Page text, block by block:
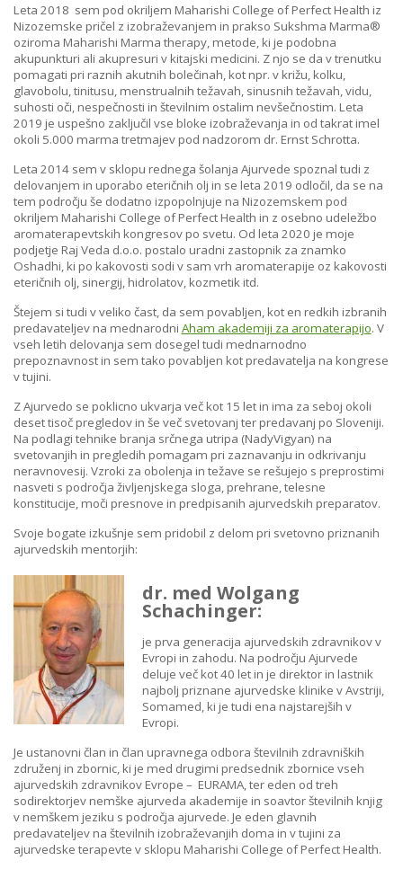
Leta 2018 sem pod okriljem Maharishi College of Perfect Health iz
Nizozemske pričel z izobraževanjem in prakso Sukshma Marma®
oziroma Maharishi Marma therapy, metode, ki je podobna
akupunkturi ali akupresuri v kitajski medicini. Z njo se da v trenutku
pomagati pri raznih akutnih bolečinah, kot npr. v križu, kolku,
glavobolu, tinitusu, menstrualnih težavah, sinusnih težavah, vidu,
suhosti oči, nespečnosti in številnim ostalim nevšečnostim. Leta
2019 je uspešno zaključil vse bloke izobraževanja in od takrat imel
okoli 5.000 marma tretmajev pod nadzorom dr. Ernst Schrotta.
Leta 2014 sem v sklopu rednega šolanja Ajurvede spoznal tudi z
delovanjem in uporabo eteričnih olj in se leta 2019 odločil, da se na
tem področju še dodatno izpopolnjuje na Nizozemskem pod
okriljem Maharishi College of Perfect Health in z osebno udeležbo
aromaterapevtskih kongresov po svetu. Od leta 2020 je moje
podjetje Raj Veda d.o.o. postalo uradni zastopnik za znamko
Oshadhi, ki po kakovosti sodi v sam vrh aromaterapije oz kakovosti
eteričnih olj, sinergij, hidrolatov, kozmetik itd.
Štejem si tudi v veliko čast, da sem povabljen, kot en redkih izbranih
predavateljev na mednarodni Aham akademiji za aromaterapijo. V
vseh letih delovanja sem dosegel tudi mednarnodno
prepoznavnost in sem tako povabljen kot predavatelja na kongrese
v tujini.
Z Ajurvedo se poklicno ukvarja več kot 15 let in ima za seboj okoli
deset tisoč pregledov in še več svetovanj ter predavanj po Sloveniji.
Na podlagi tehnike branja srčnega utripa (NadyVigyan) na
svetovanjih in pregledih pomagam pri zaznavanju in odkrivanju
neravnovesij. Vzroki za obolenja in težave se rešujejo s preprostimi
nasveti s področja življenjskega sloga, prehrane, telesne
konstitucije, moči presnove in predpisanih ajurvedskih preparatov.
Svoje bogate izkušnje sem pridobil z delom pri svetovno priznanih
ajurvedskih mentorjih:
dr. med Wolgang
Schachinger:
je prva generacija ajurvedskih zdravnikov v
Evropi in zahodu. Na področju Ajurvede
deluje več kot 40 let in je direktor in lastnik
najbolj priznane ajurvedske klinike v Avstriji,
Somamed, ki je tudi ena najstarejših v
Evropi.
Je ustanovni član in član upravnega odbora številnih zdravniških
združenj in zbornic, ki je med drugimi predsednik zbornice vseh
ajurvedskih zdravnikov Evrope – EURAMA, ter eden od treh
sodirektorjev nemške ajurveda akademije in soavtor številnih knjig
v nemškem jeziku s področja ajurvede. Je eden glavnih
predavateljev na številnih izobraževanjih doma in v tujini za
ajurvedske terapevte v sklopu Maharishi College of Perfect Health.